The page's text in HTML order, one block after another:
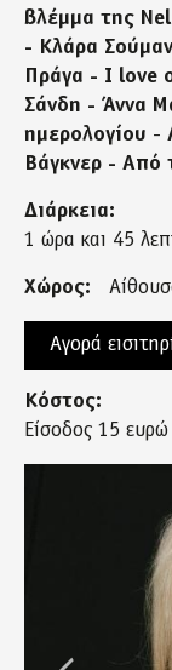
βλέμμα της
- Κλάρα
Πράγα - I love
Σάνδη - Άννα
ημερολογίου -
Βάγκνερ - Από
Διάρκεια:
1 ώρα και 45
Χώρος:
Αγορά
Κόστος:
Είσοδος 15 ευρώ